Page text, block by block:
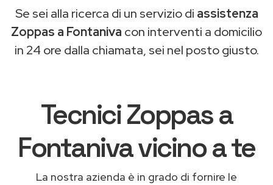
Se sei alla ricerca di un servizio di assistenza
Zoppas a Fontaniva con interventi a domicilio
in 24 ore dalla chiamata, sei nel posto giusto.
Tecnici Zoppas a
Fontaniva vicino a te
La nostra azienda è in grado di fornire le